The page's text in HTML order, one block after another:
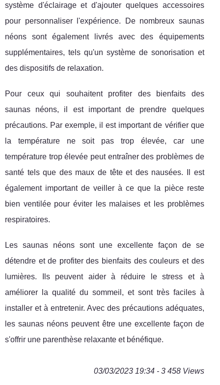
système d'éclairage et d'ajouter quelques accessoires
pour personnaliser l'expérience. De nombreux saunas
néons sont également livrés avec des équipements
supplémentaires, tels qu'un système de sonorisation et
des dispositifs de relaxation.
Pour ceux qui souhaitent profiter des bienfaits des
saunas néons, il est important de prendre quelques
précautions. Par exemple, il est important de vérifier que
la température ne soit pas trop élevée, car une
température trop élevée peut entraîner des problèmes de
santé tels que des maux de tête et des nausées. Il est
également important de veiller à ce que la pièce reste
bien ventilée pour éviter les malaises et les problèmes
respiratoires.
Les saunas néons sont une excellente façon de se
détendre et de profiter des bienfaits des couleurs et des
lumières. Ils peuvent aider à réduire le stress et à
améliorer la qualité du sommeil, et sont très faciles à
installer et à entretenir. Avec des précautions adéquates,
les saunas néons peuvent être une excellente façon de
s'offrir une parenthèse relaxante et bénéfique.
03/03/2023 19:34 - 3 458 Views